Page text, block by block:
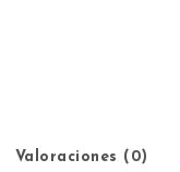
Valoraciones (0)